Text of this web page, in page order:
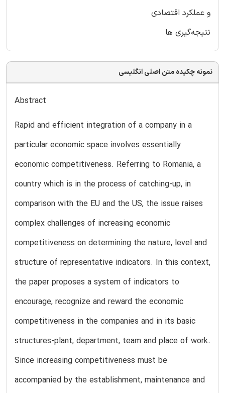
و عملکرد اقتصادی
نتیجه‌گیری ها
نمونه چکیده متن اصلی انگلیسی
Abstract
Rapid and efficient integration of a company in a
particular economic space involves essentially
economic competitiveness. Referring to Romania, a
country which is in the process of catching-up, in
comparison with the EU and the US, the issue raises
complex challenges of increasing economic
competitiveness on determining the nature, level and
structure of representative indicators. In this context,
the paper proposes a system of indicators to
encourage, recognize and reward the economic
competitiveness in the companies and in its basic
structures-plant, department, team and place of work.
Since increasing competitiveness must be
accompanied by the establishment, maintenance and